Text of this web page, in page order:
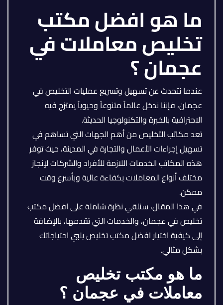
ما هو افضل مكتب
تخليص معاملات في
عجمان ؟
عندما نتحدث عن تسهيل وتسريع عمليات التخليص في
عجمان، فإننا ندخل عالماً متنوعاً وحيوياً يمتزج فيه
الاحترافية بالخبرة والتكنولوجيا الحديثة.
تعد مكاتب التخليص من أهم الجهات التي تساهم في
تسهيل إجراءات الأعمال والتجارة في المدينة، حيث توفر
هذه المكاتب الخدمات اللازمة للأفراد والشركات لإنجاز
مختلف أنواع المعاملات بكفاءة عالية وبأسرع وقت
ممكن.
في هذا المقال، سنلقي نظرة شاملة على افضل مكتب
تخليص في عجمان، والخدمات التي تقدمها، بالإضافة
إلى كيفية اختيار افضل مكتب تخليص يلبي احتياجاتك
بشكل مثالي.
ما هو مكتب تخليص
معاملات في عجمان ؟